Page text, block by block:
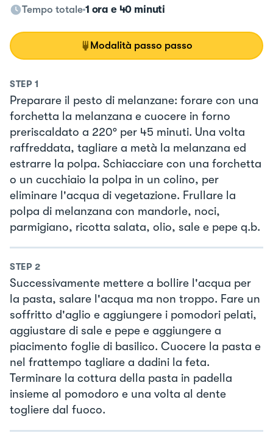
Tempo totale 1 ora e 40 minuti
Modalità passo passo
STEP 1
Preparare il pesto di melanzane: forare con una
forchetta la melanzana e cuocere in forno
preriscaldato a 220° per 45 minuti. Una volta
raffreddata, tagliare a metà la melanzana ed
estrarre la polpa. Schiacciare con una forchetta
o un cucchiaio la polpa in un colino, per
eliminare l'acqua di vegetazione. Frullare la
polpa di melanzana con mandorle, noci,
parmigiano, ricotta salata, olio, sale e pepe q.b.
STEP 2
Successivamente mettere a bollire l'acqua per
la pasta, salare l'acqua ma non troppo. Fare un
soffritto d'aglio e aggiungere i pomodori pelati,
aggiustare di sale e pepe e aggiungere a
piacimento foglie di basilico. Cuocere la pasta e
nel frattempo tagliare a dadini la feta.
Terminare la cottura della pasta in padella
insieme al pomodoro e una volta al dente
togliere dal fuoco.